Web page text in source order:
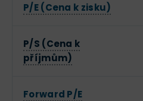
P/E (Cena k zisku)
P/S (Cena k
příjmům)
Forward P/E